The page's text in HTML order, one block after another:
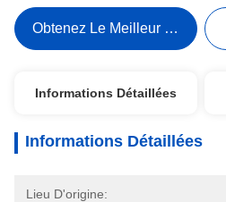
Obtenez Le Meilleur Prix
Informations Détaillées
Informations Détaillées
Lieu D'origine: